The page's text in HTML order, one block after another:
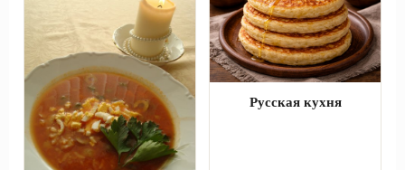
Русская кухня